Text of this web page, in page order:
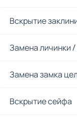
Вскрытие
Замена личинки
Замена замка
Вскрытие сейфа